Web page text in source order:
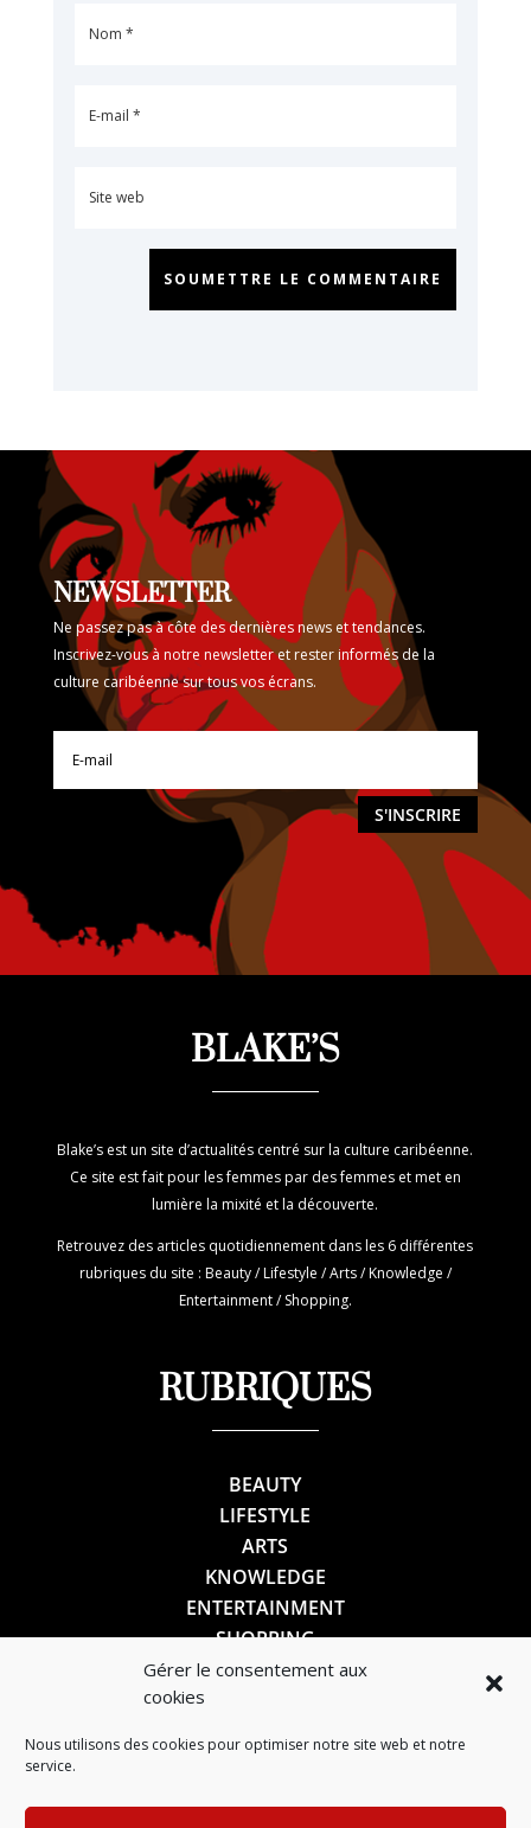
Gérer le consentement aux
cookies
Nous utilisons des cookies pour optimiser notre site web et notre
service.
SOUMETTRE LE COMMENTAIRE
NEWSLETTER
Ne passez pas à côte des dernières news et tendances.
Inscrivez-vous à notre newsletter et rester informés de la
culture caribéenne sur tous vos écrans.
S'INSCRIRE
BLAKE’S
Blake’s est un site d’actualités centré sur la culture caribéenne.
Ce site est fait pour les femmes par des femmes et met en
lumière la mixité et la découverte.
Retrouvez des articles quotidiennement dans les 6 différentes
rubriques du site : Beauty / Lifestyle / Arts / Knowledge /
Entertainment / Shopping.
RUBRIQUES
BEAUTY
LIFESTYLE
ARTS
KNOWLEDGE
ENTERTAINMENT
SHOPPING
SUIVEZ-NOUS